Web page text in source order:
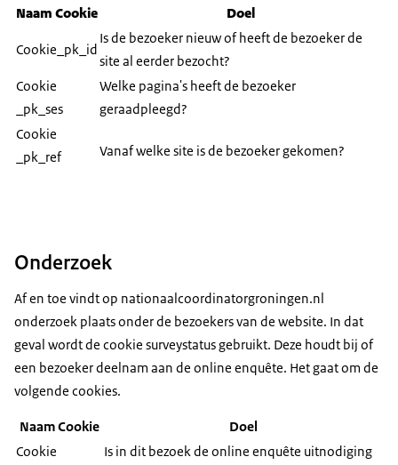
Naam Cookie Doel
Cookie_pk_id
Is de bezoeker nieuw of heeft de bezoeker de
site al eerder bezocht?
Cookie
_pk_ses
Welke pagina's heeft de bezoeker
geraadpleegd?
Cookie
_pk_ref
Vanaf welke site is de bezoeker gekomen?
Onderzoek
Af en toe vindt op nationaalcoordinatorgroningen.nl
onderzoek plaats onder de bezoekers van de website. In dat
geval wordt de cookie surveystatus gebruikt. Deze houdt bij of
een bezoeker deelnam aan de online enquête. Het gaat om de
volgende cookies.
Naam Cookie
Doel
Cookie
Is in dit bezoek de online enquête uitnodiging